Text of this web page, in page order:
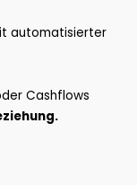
automatisierter
Cashflows